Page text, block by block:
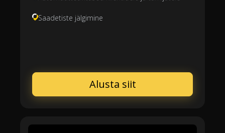
Saadetiste jälgimine
Alusta siit